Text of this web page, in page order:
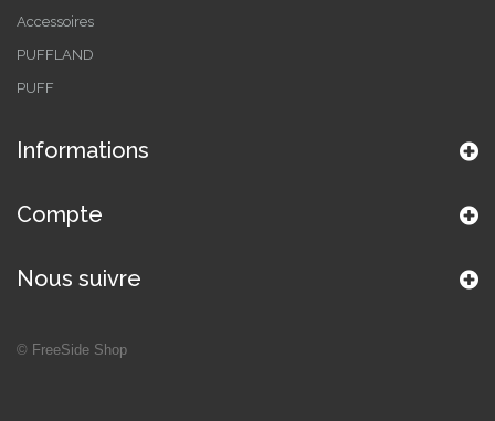
Accessoires
PUFFLAND
PUFF
Informations
Compte
Nous suivre
© FreeSide Shop